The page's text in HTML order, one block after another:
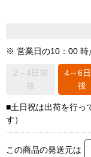
※ 営業日の10：00 時
2～4日前
後
4～6
後
■土日祝は出荷を行っ
す）
この商品の発送元は